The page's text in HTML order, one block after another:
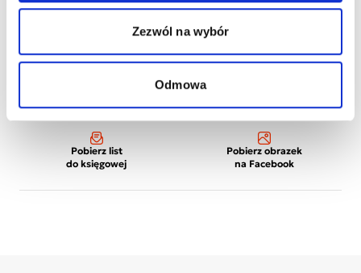
Zezwól na wybór
Odmowa
wizytówki
dziecka
Pobierz list
do księgowej
Pobierz obrazek
na Facebook